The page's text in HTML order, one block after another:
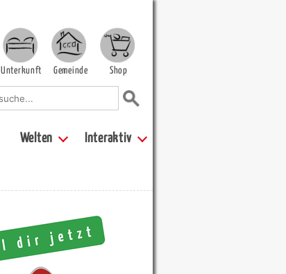
Unterkunft Gemeinde Shop
Welten Interaktiv